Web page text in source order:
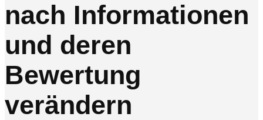
nach Informationen
und deren
Bewertung
verändern